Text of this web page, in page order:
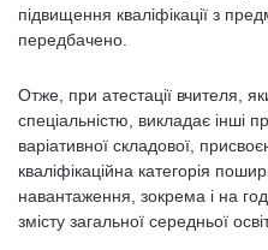
підвищення кваліфікації з
передбачено.
Отже, при атестації вчителя,
спеціальністю, викладає інші
варіативної складової,
кваліфікаційна категорія
навантаження, зокрема і на
змісту загальної середньої